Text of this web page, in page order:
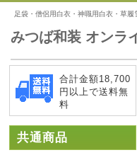
足袋・僧侶用白衣・神職用白衣・草
みつば和装 オンラ
合計金額18,700
円以上で送料無
料
共通商品